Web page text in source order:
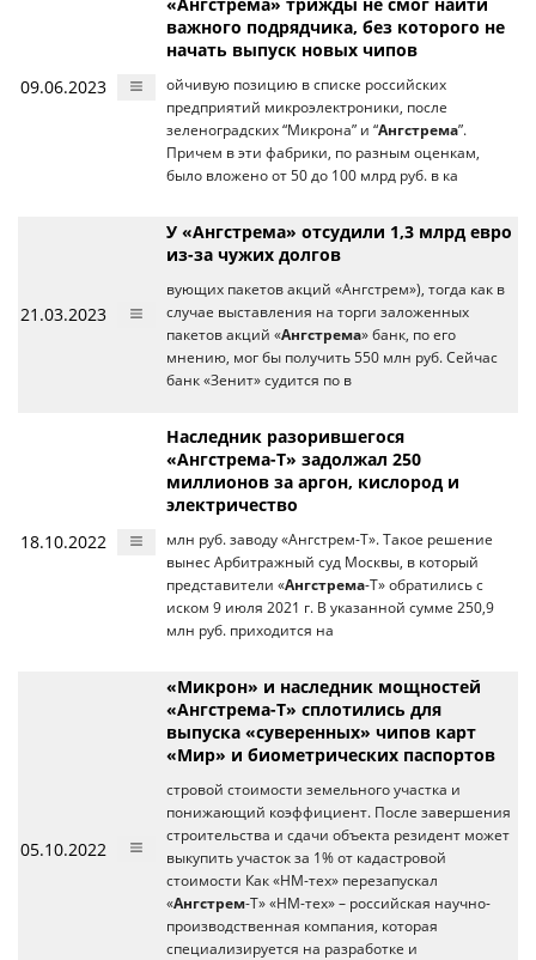
09.06.2023
важного подрядчика, без которого не
начать выпуск новых чипов
ойчивую позицию в списке российских
предприятий микроэлектроники, после
зеленоградских “Микрона” и “Ангстрема”.
Причем в эти фабрики, по разным оценкам,
было вложено от 50 до 100 млрд руб. в ка
21.03.2023
У «Ангстрема» отсудили 1,3 млрд евро
из-за чужих долгов
вующих пакетов акций «Ангстрем»), тогда как в
случае выставления на торги заложенных
пакетов акций «Ангстрема» банк, по его
мнению, мог бы получить 550 млн руб. Сейчас
банк «Зенит» судится по в
18.10.2022
Наследник разорившегося
«Ангстрема-Т» задолжал 250
миллионов за аргон, кислород и
электричество
млн руб. заводу «Ангстрем-Т». Такое решение
вынес Арбитражный суд Москвы, в который
представители «Ангстрема-Т» обратились с
иском 9 июля 2021 г. В указанной сумме 250,9
млн руб. приходится на
05.10.2022
«Микрон» и наследник мощностей
«Ангстрема-Т» сплотились для
выпуска «суверенных» чипов карт
«Мир» и биометрических паспортов
стровой стоимости земельного участка и
понижающий коэффициент. После завершения
строительства и сдачи объекта резидент может
выкупить участок за 1% от кадастровой
стоимости Как «НМ-тех» перезапускал
«Ангстрем-Т» «НМ-тех» – российская научно-
производственная компания, которая
специализируется на разработке и